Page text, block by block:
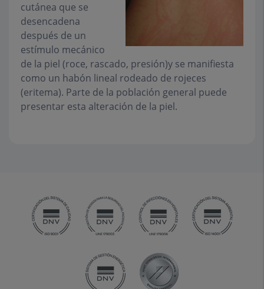
cutánea que se
desencadena
después de un
estímulo mecánico
de la piel (roce, rascado, presión)y se manifiesta
como un habón lineal rodeado de rojeces
(eritema). Parte de la población general puede
presentar esta alteración de la piel.